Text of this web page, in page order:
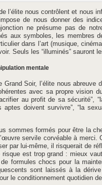
l’élite nous contrôlent et nous
de nous donner des
ne présume pas de
aux symboles, les membres
dans l’art (musique,
Seuls les “illuminés” sauront
mentale
Grand Soir, l’élite nous abreuve
avec sa propre vision
au profit de sa sécurité”,
aptes doivent survivre”, “la
sommes formés pour être la
servile corvéable à merci.
par lui-même, il risquerait de
est trop grand : mieux
formules chocs pour la
sont laissés à la
le conditionnement quotidien